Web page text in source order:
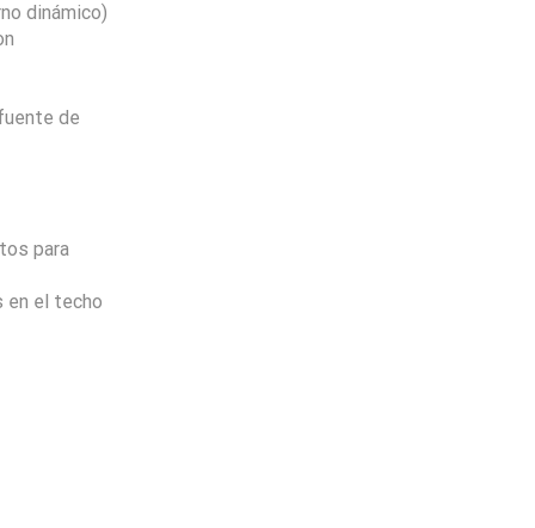
dinámico)
de
para
en el techo